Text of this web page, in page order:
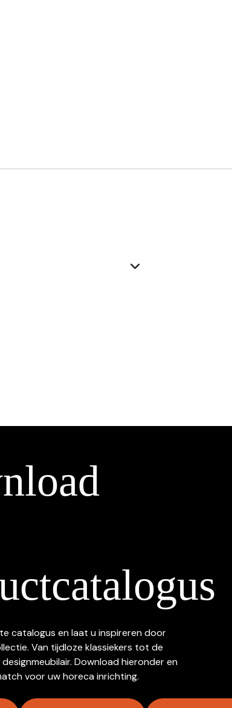
catalogus en laat u inspireren door
Van tijdloze klassiekers tot de
Download hieronder en
voor uw horeca inrichting.